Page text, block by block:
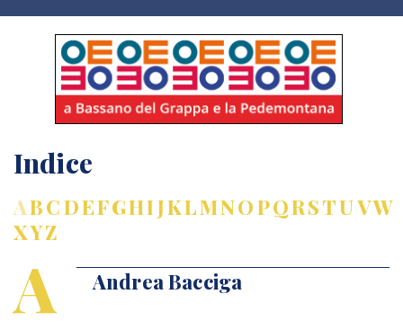
Indice
ABCDEFGHIJKLMNOPQRSTUVW
XYZ
A Andrea Bacciga